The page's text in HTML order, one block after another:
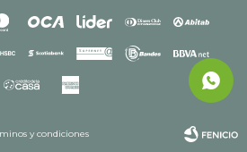
y condiciones